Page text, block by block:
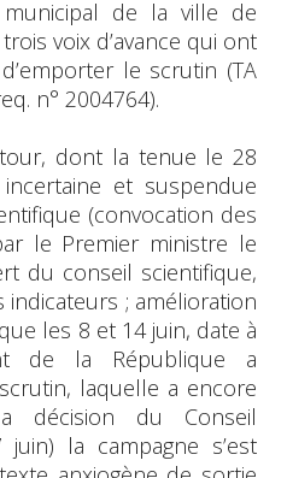
de la ville de
voix d’avance qui ont
le scrutin (TA
n° 2004764).
tour, dont la tenue le 28
et suspendue
(convocation des
le Premier ministre le
du conseil scientifique,
indicateurs ; amélioration
les 8 et 14 juin, date à
de la République a
laquelle a encore
décision du Conseil
la campagne s’est